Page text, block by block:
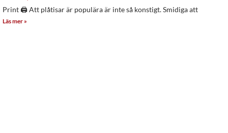
Print 🖨 Att plåtisar är populära är inte så konstigt. Smidiga att
Läs mer »